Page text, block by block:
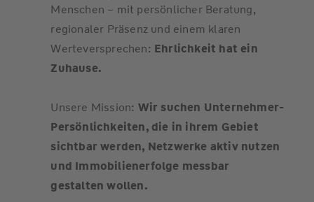
Menschen – mit persönlicher Beratung,
regionaler Präsenz und einem klaren
Werteversprechen: Ehrlichkeit hat ein
Zuhause.
Unsere Mission: Wir suchen Unternehmer-
Persönlichkeiten, die in ihrem Gebiet
sichtbar werden, Netzwerke aktiv nutzen
und Immobilienerfolge messbar
gestalten wollen.